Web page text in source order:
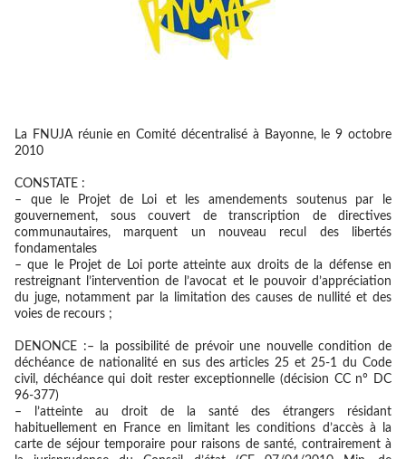
La FNUJA réunie en Comité décentralisé à Bayonne, le 9 octobre
2010
CONSTATE :
– que le Projet de Loi et les amendements soutenus par le
gouvernement, sous couvert de transcription de directives
communautaires, marquent un nouveau recul des libertés
fondamentales
– que le Projet de Loi porte atteinte aux droits de la défense en
restreignant l’intervention de l’avocat et le pouvoir d’appréciation
du juge, notamment par la limitation des causes de nullité et des
voies de recours ;
DENONCE :– la possibilité de prévoir une nouvelle condition de
déchéance de nationalité en sus des articles 25 et 25-1 du Code
civil, déchéance qui doit rester exceptionnelle (décision CC n° DC
96-377)
– l’atteinte au droit de la santé des étrangers résidant
habituellement en France en limitant les conditions d’accès à la
carte de séjour temporaire pour raisons de santé, contrairement à